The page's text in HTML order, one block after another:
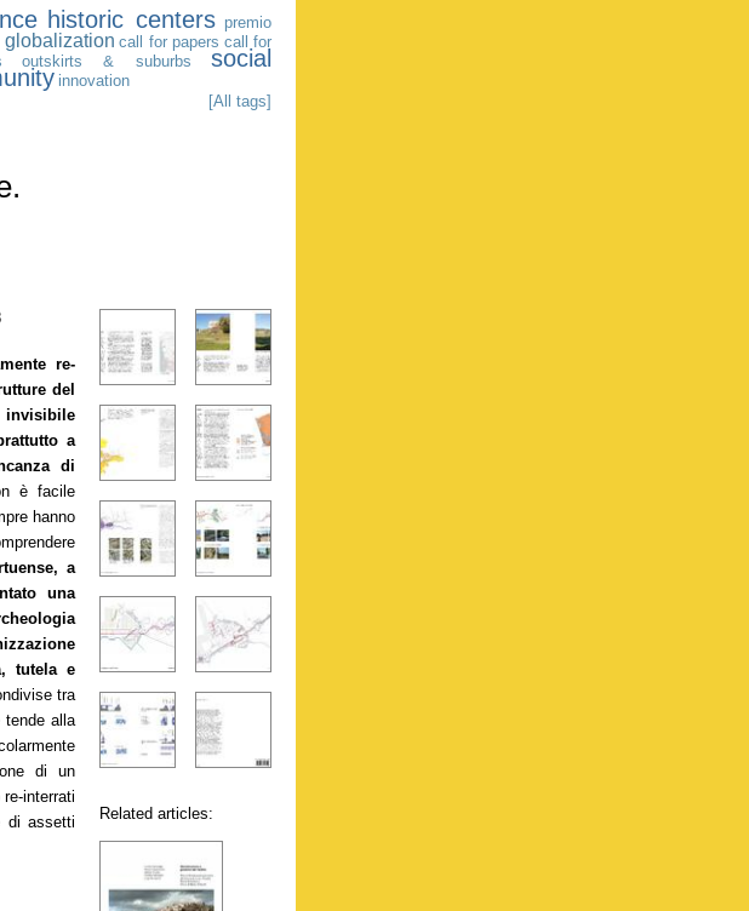
historic centers premio
globalization call for papers call for
outskirts & suburbs social
innovation
[All tags]
re-
del
a
di
è facile
hanno
a
una
tutela e
tra
tende alla
di un
interrati
di assetti
Related articles: